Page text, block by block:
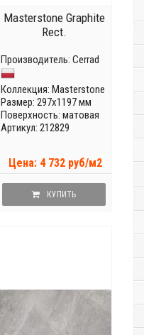
Masterstone Graphite
Rect.
Производитель: Cerrad
Коллекция: Masterstone
Размер: 297x1197 мм
Поверхность: матовая
Артикул: 212829
Цена: 4 732 руб/м2
КУПИТЬ